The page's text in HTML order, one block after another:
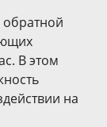
В этом
на